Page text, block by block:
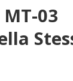
03